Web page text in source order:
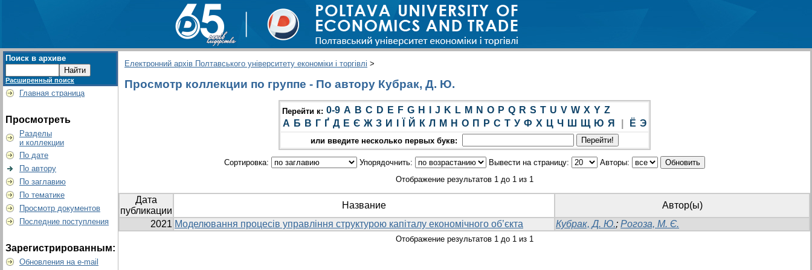
Поиск в архиве
Расширенный поиск
Главная страница
Просмотреть
Разделы
и коллекции
По дате
По автору
По заглавию
По тематике
Просмотр документов
Последние поступления
Зарегистрированным:
Обновления на e-mail
Електронний архів Полтавського університету економіки і торгівлі >
Просмотр коллекции по группе - По автору Кубрак, Д. Ю.
Перейти к: 0-9 A B C D E F G H J K L M N O P Q R S T U V W X Y Z
А Б В Г Ґ Д Е Є Ж З И Й К Л М Н О П Р С Т У Ф Х Ц Ч Ш Щ Ю Я Ё Э
или введите несколько первых букв:
Сортировка: Упорядочнить: Вывести на страницу:
Авторы:
Отображение результатов 1 до 1 из 1
Дата
публикации
Название
Автор(ы)
2021 Моделювання процесів управління структурою капіталу економічного об’єкта Кубрак, Д. Ю.; Рогоза, М. Є.
Отображение результатов 1 до 1 из 1